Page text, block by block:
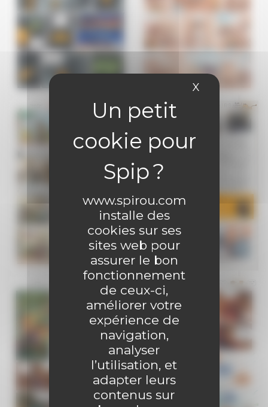
www.spirou.com
installe des
cookies sur ses
sites web pour
assurer le bon
fonctionnement
de ceux-ci,
améliorer votre
expérience de
navigation,
analyser
l’utilisation, et
adapter leurs
contenus sur
X Masquer le